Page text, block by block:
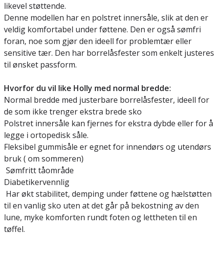
likevel støttende.
Denne modellen har en polstret innersåle, slik at den er
veldig komfortabel under føttene. Den er også sømfri
foran, noe som gjør den ideell for problemtær eller
sensitive tær. Den har borrelåsfester som enkelt justeres
til ønsket passform.
Hvorfor du vil like Holly med normal bredde:
Normal bredde med justerbare borrelåsfester, ideell for
de som ikke trenger ekstra brede sko
Polstret innersåle kan fjernes for ekstra dybde eller for å
legge i ortopedisk såle.
Fleksibel gummisåle er egnet for innendørs og utendørs
bruk ( om sommeren)
Sømfritt tåområde
Diabetikervennlig
Har økt stabilitet, demping under føttene og hælstøtten
til en vanlig sko uten at det går på bekostning av den
lune, myke komforten rundt foten og lettheten til en
tøffel.